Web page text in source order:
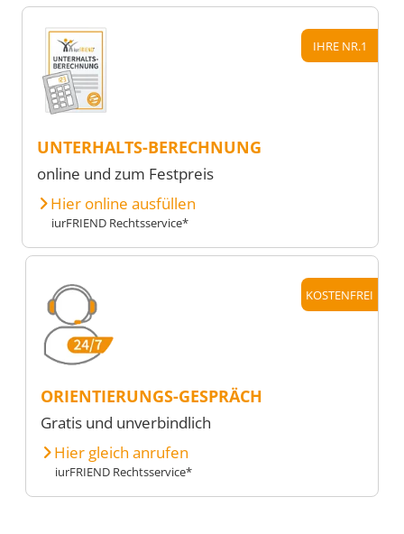
IHRE NR.1
UNTERHALTS-BERECHNUNG
online und zum Festpreis
Hier online ausfüllen
iurFRIEND Rechtsservice*
KOSTENFREI
ORIENTIERUNGS-GESPRÄCH
Gratis und unverbindlich
Hier gleich anrufen
iurFRIEND Rechtsservice*